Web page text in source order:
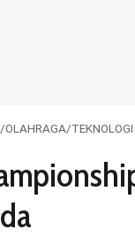
/OLAHRAGA/TEKNOLOGI